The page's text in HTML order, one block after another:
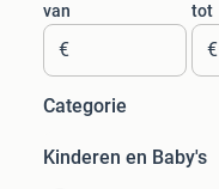
van
€
tot
€
Categorie
Kinderen en Baby's